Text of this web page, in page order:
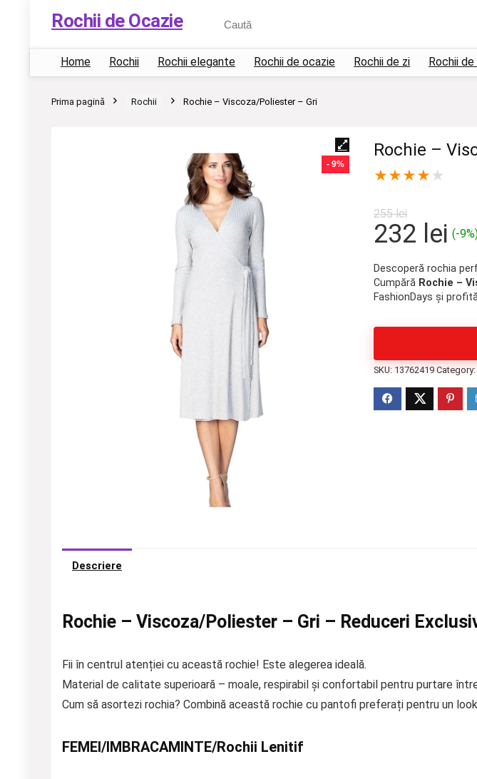
Rochii de Ocazie
Home Rochii Rochii elegante Rochii de ocazie Rochii de zi Rochii de
Prima pagină Rochii Rochie – Viscoza/Poliester – Gri
- 9%
Rochie –
★★★★ ★
255lei
Prețul
a
fost:
255 lei.
232 lei (-
Descoperă rochia
Cumpără Rochie –
FashionDays și
SKU: 13762419 Category:
Descriere
Rochie – Viscoza/Poliester – Gri – Reduceri
Fii în centrul atenției cu această rochie! Este alegerea ideală.
Material de calitate superioară – moale, respirabil și confortabil pentru purtare
Cum să asortezi rochia? Combină această rochie cu pantofi preferați pentru un
FEMEI/IMBRACAMINTE/Rochii Lenitif